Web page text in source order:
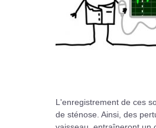
L'enregistrement de ces
de sténose. Ainsi, des